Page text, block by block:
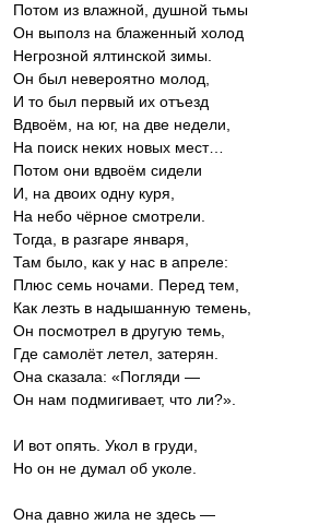
Потом из влажной, душной тьмы
Он выполз на блаженный холод
Негрозной ялтинской зимы.
Он был невероятно молод,
И то был первый их отъезд
Вдвоём, на юг, на две недели,
На поиск неких новых мест…
Потом они вдвоём сидели
И, на двоих одну куря,
На небо чёрное смотрели.
Тогда, в разгаре января,
Там было, как у нас в апреле:
Плюс семь ночами. Перед тем,
Как лезть в надышанную темень,
Он посмотрел в другую темь,
Где самолёт летел, затерян.
Она сказала: «Погляди —
Он нам подмигивает, что ли?».
И вот опять. Укол в груди,
Но он не думал об уколе.
Она давно жила не здесь —